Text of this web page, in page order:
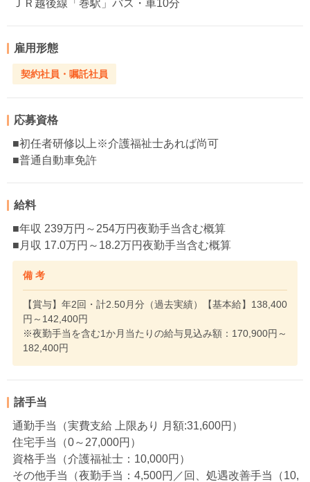
ＪＲ越後線「巻駅」バス・車10分
雇用形態
契約社員・嘱託社員
応募資格
■初任者研修以上※介護福祉士あれば尚可
■普通自動車免許
給料
■年収 239万円～254万円夜勤手当含む概算
■月収 17.0万円～18.2万円夜勤手当含む概算
備 考
【賞与】年2回・計2.50月分（過去実績）【基本給】138,400
円～142,400円
※夜勤手当を含む1か月当たりの給与見込み額：170,900円～
182,400円
諸手当
通勤手当（実費支給 上限あり 月額:31,600円）
住宅手当（0～27,000円）
資格手当（介護福祉士：10,000円）
その他手当（夜勤手当：4,500円／回、処遇改善手当（10,